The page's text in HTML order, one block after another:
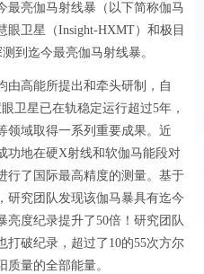
最亮伽马射线暴（以下简称伽马
眼卫星（Insight-HXMT）和极目
到迄今最亮伽马射线暴。
高能所提出和牵头研制，自
卫星已在轨稳定运行超过5年，
领域取得一系列重要成果。近
功地在硬X射线和软伽马能段对
行了国际最高精度的测量。基于
研究团队发现该伽马暴具有迄今
亮度纪录提升了50倍！研究团队
打破纪录，超过了10的55次方尔
量的全部能量。